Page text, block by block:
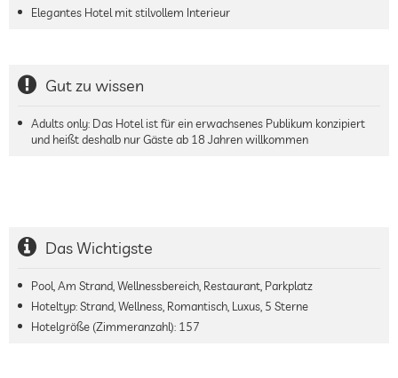
Elegantes Hotel mit stilvollem Interieur
Gut zu wissen
Adults only: Das Hotel ist für ein erwachsenes Publikum konzipiert
und heißt deshalb nur Gäste ab 18 Jahren willkommen
Das Wichtigste
Pool, Am Strand, Wellnessbereich, Restaurant, Parkplatz
Hoteltyp: Strand, Wellness, Romantisch, Luxus, 5 Sterne
Hotelgröße (Zimmeranzahl): 157